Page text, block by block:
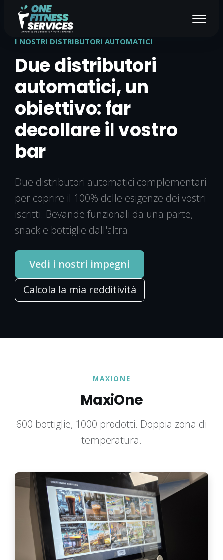
I NOSTRI DISTRIBUTORI AUTOMATICI
Due distributori
automatici, un
obiettivo: far
decollare il vostro
bar
Due distributori automatici complementari
per coprire il 100% delle esigenze dei vostri
iscritti. Bevande funzionali da una parte,
snack e bottiglie dall'altra.
Vedi i nostri impegni
Calcola la mia redditività
MAXIONE
MaxiOne
600 bottiglie, 1000 prodotti. Doppia zona di
temperatura.